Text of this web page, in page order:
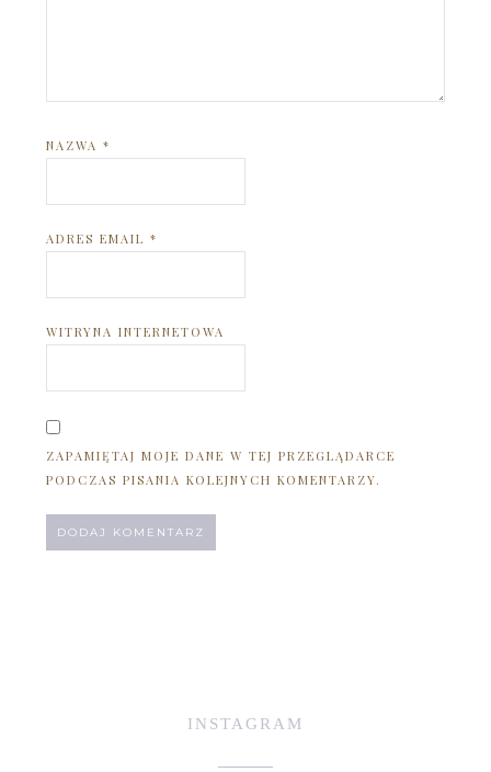
NAZWA*
ADRES EMAIL*
WITRYNA INTERNETOWA
ZAPAMIĘTAJ MOJE DANE W TEJ PRZEGLĄDARCE
PODCZAS PISANIA KOLEJNYCH KOMENTARZY.
INSTAGRAM